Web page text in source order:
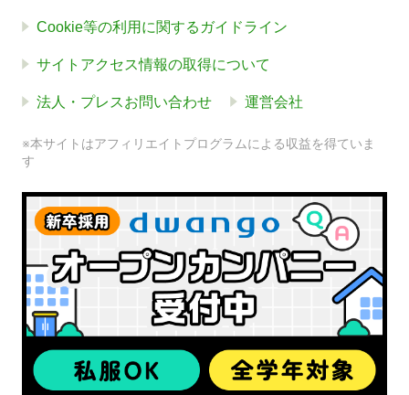
Cookie等の利用に関するガイドライン
サイトアクセス情報の取得について
法人・プレスお問い合わせ 運営会社
※本サイトはアフィリエイトプログラムによる収益を得ていま
す